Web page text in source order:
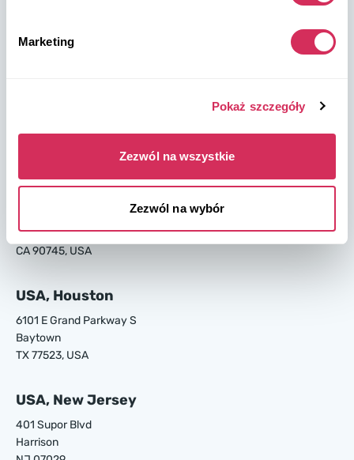
Marketing
Pokaż szczegóły
Zezwól na wszystkie
Zezwól na wybór
VA 23323, USA
USA, Los Angeles
Carson
CA 90745, USA
USA, Houston
6101 E Grand Parkway S
Baytown
TX 77523, USA
USA, New Jersey
401 Supor Blvd
Harrison